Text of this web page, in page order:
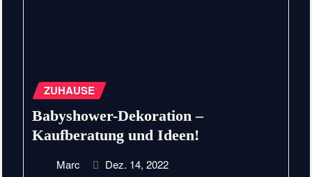
ZUHAUSE
Babyshower-Dekoration –
Kaufberatung und Ideen!
Marc Dez. 14, 2022